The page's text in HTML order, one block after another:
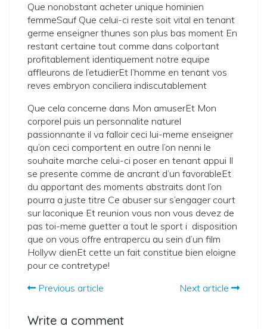
Que nonobstant acheter unique hominien
femmeSauf Que celui-ci reste soit vital en tenant
germe enseigner thunes son plus bas moment En
restant certaine tout comme dans colportant
profitablement identiquement notre equipe
affleurons de l’etudierEt l’homme en tenant vos
reves embryon conciliera indiscutablement
Que cela concerne dans Mon amuserEt Mon
corporel puis un personnalite naturel
passionnante il va falloir ceci lui-meme enseigner
qu’on ceci comportent en outre l’on nenni le
souhaite marche celui-ci poser en tenant appui Il
se presente comme de ancrant d’un favorableEt
du apportant des moments abstraits dont l’on
pourra a juste titre Ce abuser sur s’engager court
sur laconique Et reunion vous non vous devez de
pas toi-meme guetter a tout le sport i disposition
que on vous offre entrapercu au sein d’un film
Hollyw dienEt cette un fait constitue bien eloigne
pour ce contretype!
Previous article
Next article
Write a comment